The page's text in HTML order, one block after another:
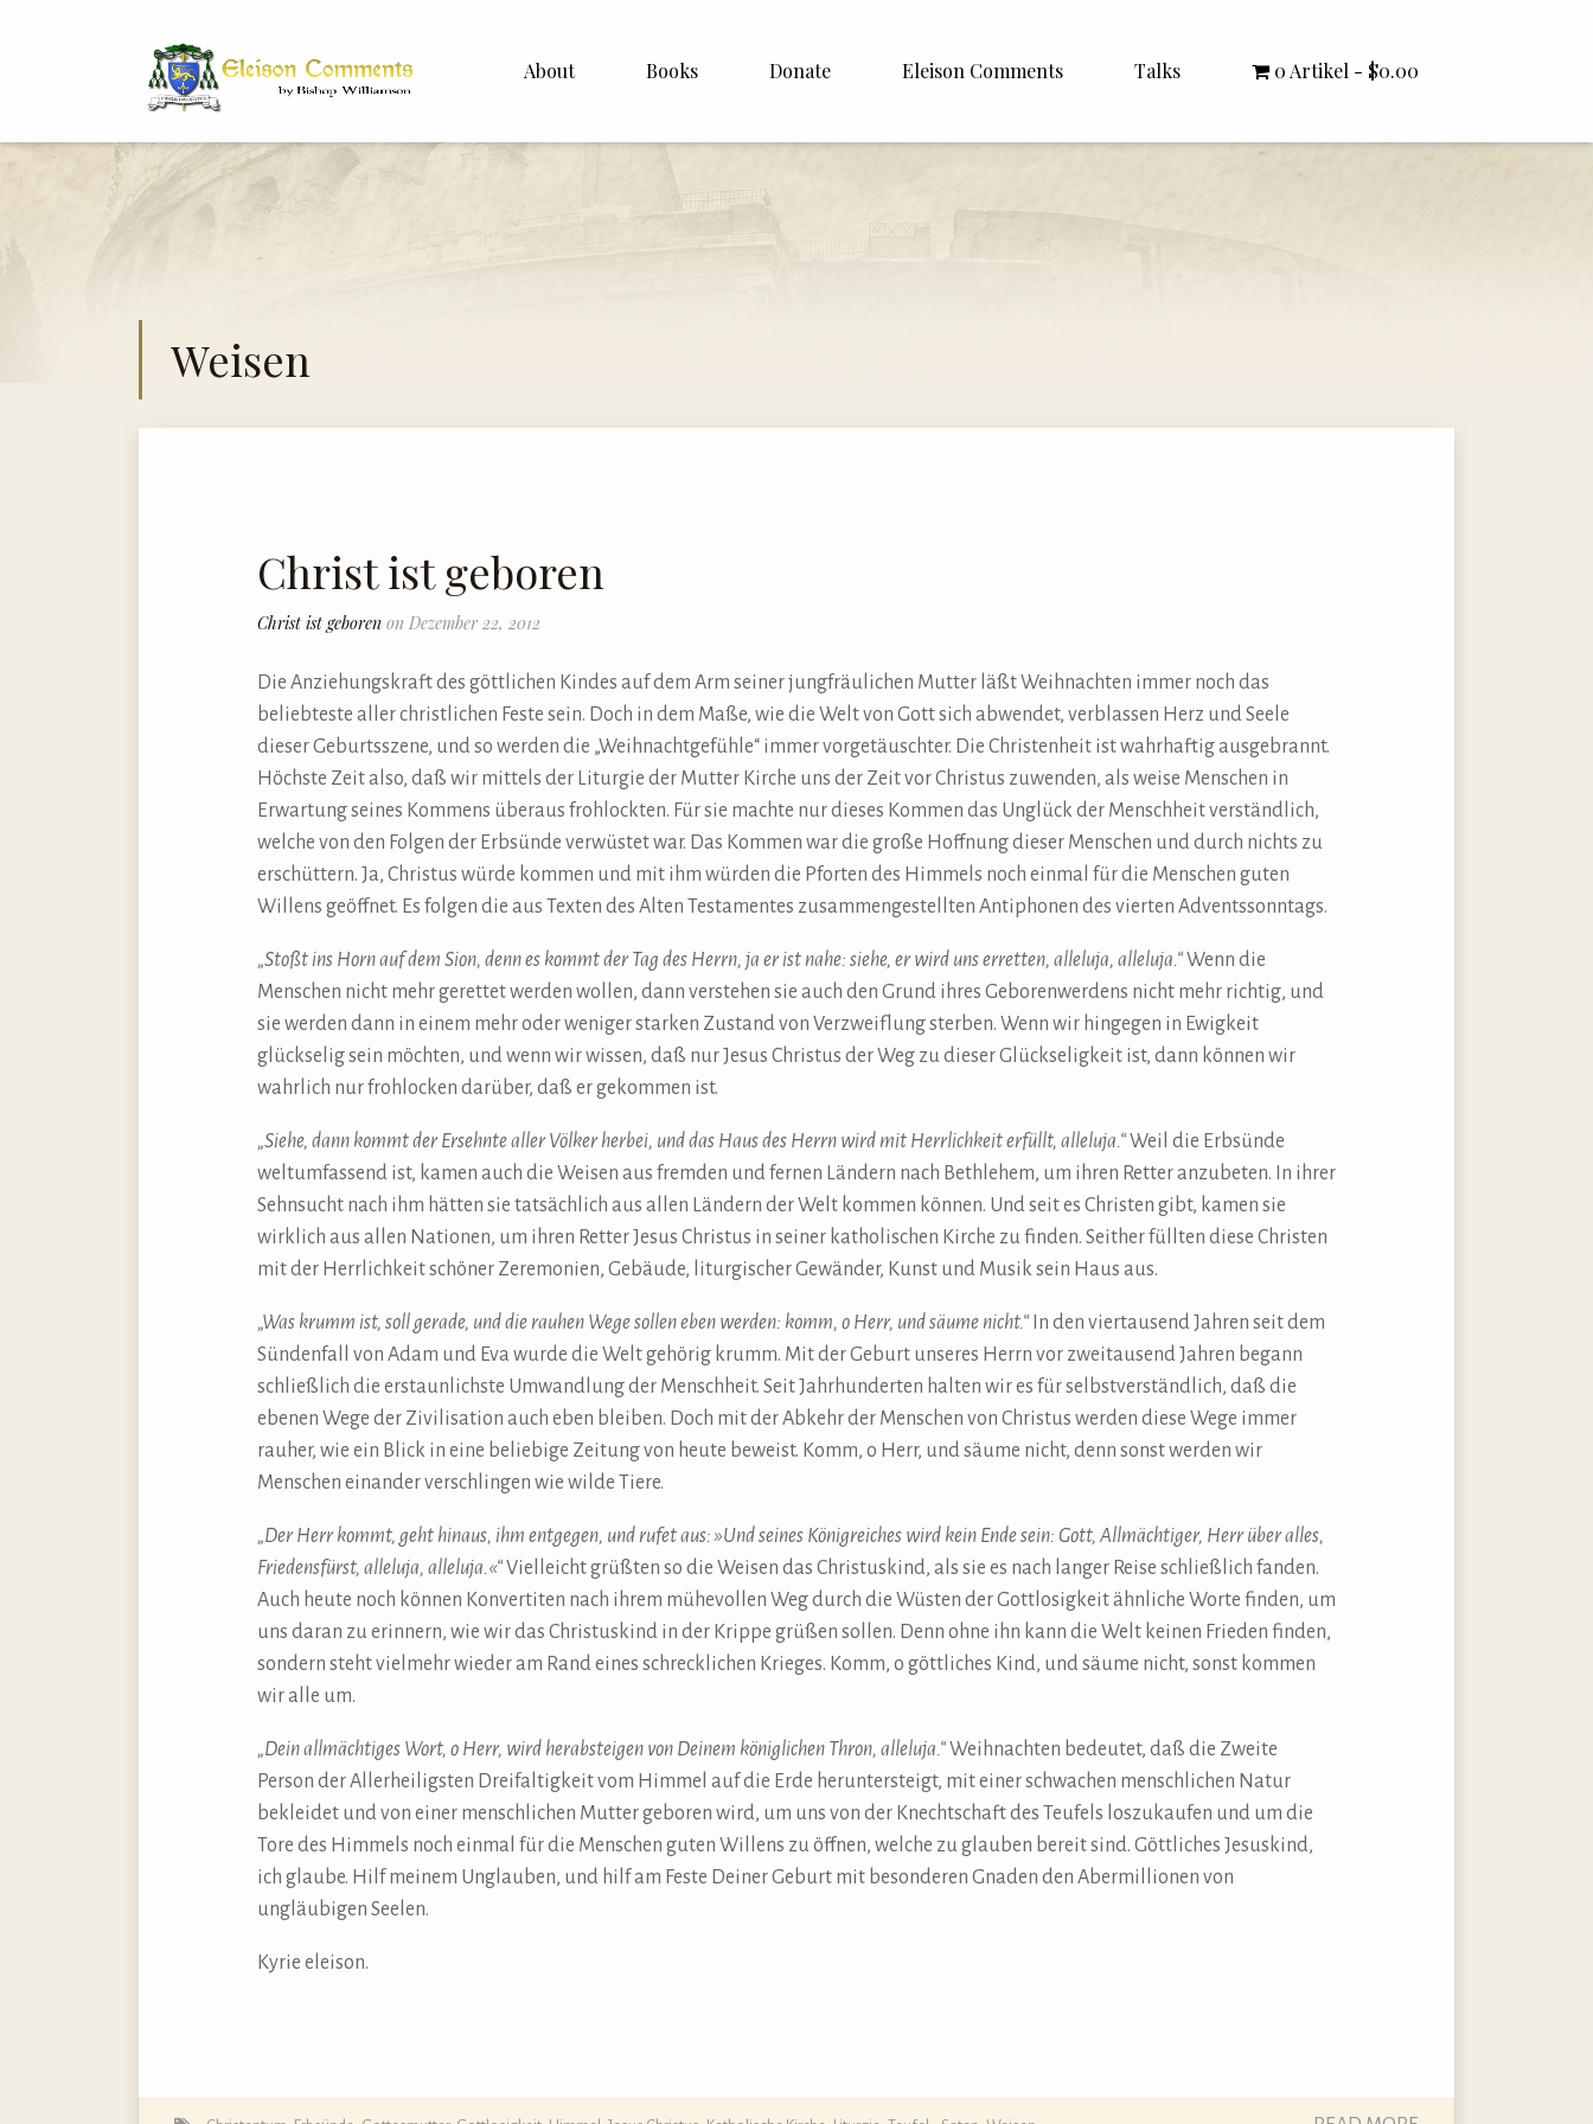
About
Bishop Williamson
Dr. White
Books Donate Eleison Comments
Italiano
Talks
Rector Letters
0 Artikel $0.00
Weisen
Christ ist geboren
Christ ist geboren on Dezember 22, 2012
Die Anziehungskraft des göttlichen Kindes auf dem Arm seiner jungfräulichen Mutter läßt Weihnachten immer noch das
beliebteste aller christlichen Feste sein. Doch in dem Maße, wie die Welt von Gott sich abwendet, verblassen Herz und Seele
dieser Geburtsszene, und so werden die „Weihnachtgefühle“ immer vorgetäuschter. Die Christenheit ist wahrhaftig ausgebrannt.
Höchste Zeit also, daß wir mittels der Liturgie der Mutter Kirche uns der Zeit vor Christus zuwenden, als weise Menschen in
Erwartung seines Kommens überaus frohlockten. Für sie machte nur dieses Kommen das Unglück der Menschheit verständlich,
welche von den Folgen der Erbsünde verwüstet war. Das Kommen war die große Hoffnung dieser Menschen und durch nichts zu
erschüttern. Ja, Christus würde kommen und mit ihm würden die Pforten des Himmels noch einmal für die Menschen guten
Willens geöffnet. Es folgen die aus Texten des Alten Testamentes zusammengestellten Antiphonen des vierten Adventssonntags.
„Stoßt ins Horn auf dem Sion, denn es kommt der Tag des Herrn, ja er ist nahe: siehe, er wird uns erretten, alleluja, alleluja.“Wenn die
Menschen nicht mehr gerettet werden wollen, dann verstehen sie auch den Grund ihres Geborenwerdens nicht mehr richtig, und
sie werden dann in einem mehr oder weniger starken Zustand von Verzweiflung sterben. Wenn wir hingegen in Ewigkeit
glückselig sein möchten, und wenn wir wissen, daß nur Jesus Christus der Weg zu dieser Glückseligkeit ist, dann können wir
wahrlich nur frohlocken darüber, daß er gekommen ist.
„Siehe, dann kommt der Ersehnte aller Völker herbei, und das Haus des Herrn wird mit Herrlichkeit erfüllt, alleluja.“Weil die Erbsünde
weltumfassend ist, kamen auch die Weisen aus fremden und fernen Ländern nach Bethlehem, um ihren Retter anzubeten. In ihrer
Sehnsucht nach ihm hätten sie tatsächlich aus allen Ländern der Welt kommen können. Und seit es Christen gibt, kamen sie
wirklich aus allen Nationen, um ihren Retter Jesus Christus in seiner katholischen Kirche zu finden. Seither füllten diese Christen
mit der Herrlichkeit schöner Zeremonien, Gebäude, liturgischer Gewänder, Kunst und Musik sein Haus aus.
„Was krumm ist, soll gerade, und die rauhen Wege sollen eben werden: komm, o Herr, und säume nicht.“ In den viertausend Jahren seit dem
Sündenfall von Adam und Eva wurde die Welt gehörig krumm. Mit der Geburt unseres Herrn vor zweitausend Jahren begann
schließlich die erstaunlichste Umwandlung der Menschheit. Seit Jahrhunderten halten wir es für selbstverständlich, daß die
ebenen Wege der Zivilisation auch eben bleiben. Doch mit der Abkehr der Menschen von Christus werden diese Wege immer
rauher, wie ein Blick in eine beliebige Zeitung von heute beweist. Komm, o Herr, und säume nicht, denn sonst werden wir
Menschen einander verschlingen wie wilde Tiere.
„Der Herr kommt, geht hinaus, ihm entgegen, und rufet aus: »Und seines Königreiches wird kein Ende sein: Gott, Allmächtiger, Herr über alles,
Friedensfürst, alleluja, alleluja.«“Vielleicht grüßten so die Weisen das Christuskind, als sie es nach langer Reise schließlich fanden.
Auch heute noch können Konvertiten nach ihrem mühevollen Weg durch die Wüsten der Gottlosigkeit ähnliche Worte finden, um
uns daran zu erinnern, wie wir das Christuskind in der Krippe grüßen sollen. Denn ohne ihn kann die Welt keinen Frieden finden,
sondern steht vielmehr wieder am Rand eines schrecklichen Krieges. Komm, o göttliches Kind, und säume nicht, sonst kommen
wir alle um.
„Dein allmächtiges Wort, o Herr, wird herabsteigen von Deinem königlichen Thron, alleluja.“Weihnachten bedeutet, daß die Zweite
Person der Allerheiligsten Dreifaltigkeit vom Himmel auf die Erde heruntersteigt, mit einer schwachen menschlichen Natur
bekleidet und von einer menschlichen Mutter geboren wird, um uns von der Knechtschaft des Teufels loszukaufen und um die
Tore des Himmels noch einmal für die Menschen guten Willens zu öffnen, welche zu glauben bereit sind. Göttliches Jesuskind,
ich glaube. Hilf meinem Unglauben, und hilf am Feste Deiner Geburt mit besonderen Gnaden den Abermillionen von
ungläubigen Seelen.
Kyrie eleison.